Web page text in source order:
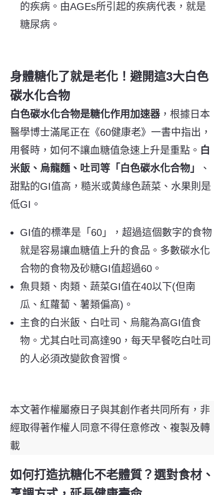
的疾病。由AGEs所引起的疾病代表，就是
糖尿病。
身體糖化了就是老化！避開這3大白色
碳水化合物
白色碳水化合物是糖化作用加速器 ，根據日本
醫學博士滿尾正在《60健康老》一書中指出，
用餐時，如何不讓血糖值急速上升是重點。 白
米飯、烏龍麵、吐司等「白色碳水化合物」
、
甜點的GI值高，糙米或黄緣色蔬菜、水果則是
低GI。
GI值的標準是「60」，超過這個數字的食物
就是容易讓血糖值上升的食品。多數碳水化
合物的食物及砂糖GI值超過60。
魚貝類、肉類、蔬菜GI值在40以下(但南
瓜、紅蘿蔔、薯類偏高)。
主食的白米飯、白吐司、烏龍為高GI值食
物。尤其白吐司高達90，每天早餐吃白吐司
的人必須改變飲食習慣。
本文著作權屬療日子與其創作者共同所有，非
經取得著作權人同意不得任意修改、複製及轉
載
如何打造抗糖化不老體質？選對食材、